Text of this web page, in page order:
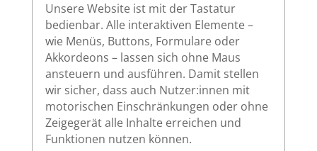
Unsere Website ist mit der Tastatur
bedienbar. Alle interaktiven Elemente –
wie Menüs, Buttons, Formulare oder
Akkordeons – lassen sich ohne Maus
ansteuern und ausführen. Damit stellen
wir sicher, dass auch Nutzer:innen mit
motorischen Einschränkungen oder ohne
Zeigegerät alle Inhalte erreichen und
Funktionen nutzen können.